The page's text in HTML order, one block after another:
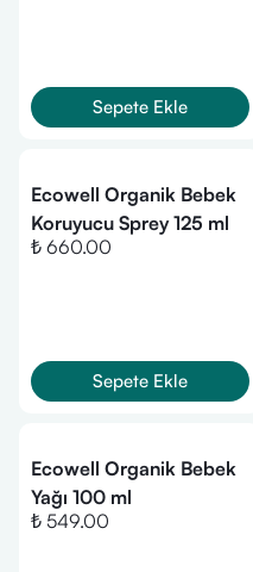
Sepete Ekle
Ecowell Organik Bebek
Koruyucu Sprey 125 ml
₺ 660.00
Sepete Ekle
Ecowell Organik Bebek
Yağı 100 ml
₺ 549.00